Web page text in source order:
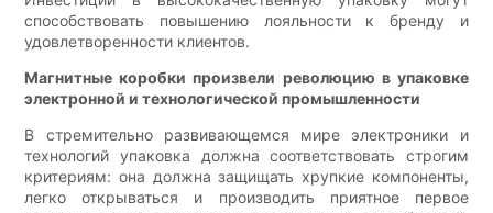
способствовать повышению лояльности к бренду и
удовлетворенности клиентов.
Магнитные коробки произвели революцию в упаковке
электронной и технологической промышленности
В стремительно развивающемся мире электроники и
технологий упаковка должна соответствовать строгим
критериям: она должна защищать хрупкие компоненты,
легко открываться и производить приятное первое